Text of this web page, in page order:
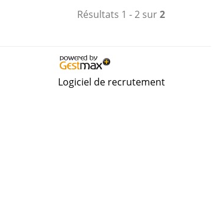
Résultats 1 - 2 sur2
Logiciel de recrutement